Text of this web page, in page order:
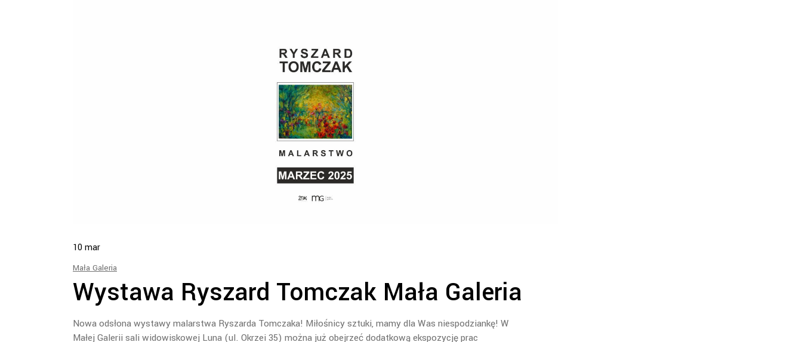
10mar
Mała Galeria
Wystawa Ryszard Tomczak Mała Galeria
Nowa odsłona wystawy malarstwa Ryszarda Tomczaka! Miłośnicy sztuki, mamy dla Was niespodziankę! W
Małej Galerii sali widowiskowej Luna (ul. Okrzei 35) można już obejrzeć dodatkową ekspozycję prac